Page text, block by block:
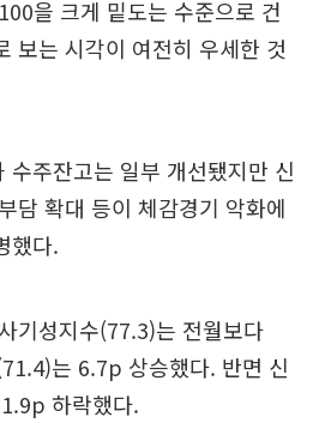
을 크게 밑도는 수준으로 건
보는 시각이 여전히 우세한 것
수주잔고는 일부 개선됐지만 신
담 확대 등이 체감경기 악화에
했다.
기성지수(77.3)는 전월보다
는 6.7p 상승했다. 반면 신
하락했다.